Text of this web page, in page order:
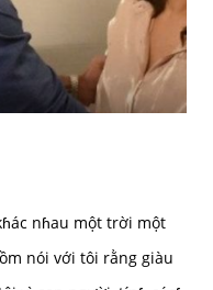
nɦau một trời một
nói với tôi rằng giàu